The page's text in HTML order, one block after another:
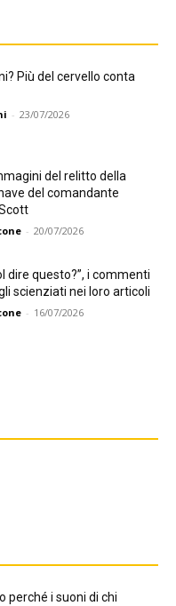
Più del cervello conta
- 23/07/2026
del relitto della
del comandante
- 20/07/2026
dire questo?”, i commenti
scienziati nei loro articoli
- 16/07/2026
perché i suoni di chi